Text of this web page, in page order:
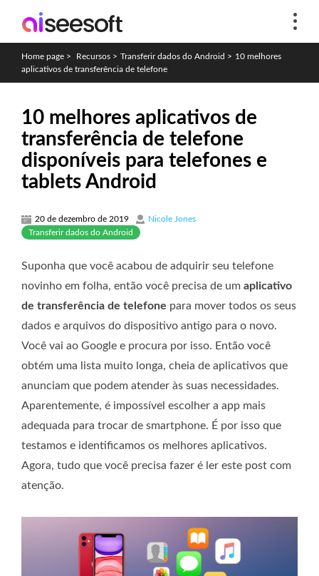
Home page > Recursos > Transferir dados do Android > 10 melhores
aplicativos de transferência de telefone
10 melhores aplicativos de
transferência de telefone
disponíveis para telefones e
tablets Android
20 de dezembro de 2019
Nicole Jones
Transferir dados do Android
Suponha que você acabou de adquirir seu telefone
novinho em folha, então você precisa de um aplicativo
de transferência de telefone para mover todos os seus
dados e arquivos do dispositivo antigo para o novo.
Você vai ao Google e procura por isso. Então você
obtém uma lista muito longa, cheia de aplicativos que
anunciam que podem atender às suas necessidades.
Aparentemente, é impossível escolher a app mais
adequada para trocar de smartphone. É por isso que
testamos e identificamos os melhores aplicativos.
Agora, tudo que você precisa fazer é ler este post com
atenção.